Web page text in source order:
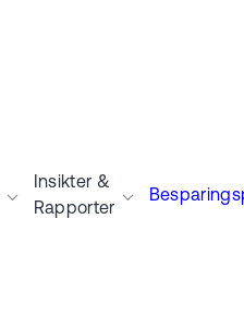
Insikter &
Rapporter